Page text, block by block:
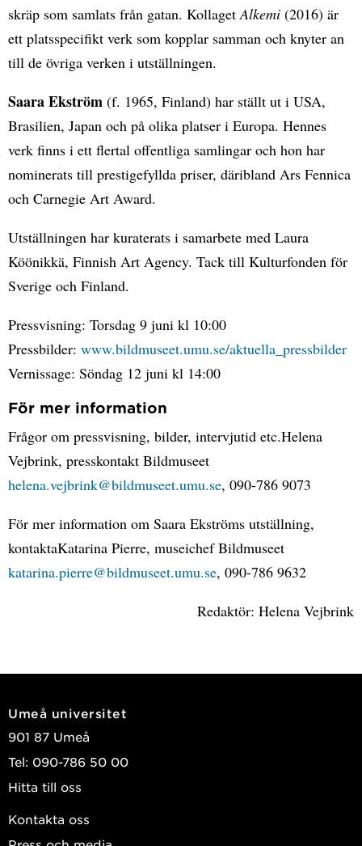
skräp som samlats från gatan. KollagetAlkemi (2016) är
ett platsspecifikt verk som kopplar samman och knyter an
till de övriga verken i utställningen.
Saara Ekström (f. 1965, Finland) har ställt ut i USA,
Brasilien, Japan och på olika platser i Europa. Hennes
verk finns i ett flertal offentliga samlingar och hon har
nominerats till prestigefyllda priser, däribland Ars Fennica
och Carnegie Art Award.
Utställningen har kuraterats i samarbete med Laura
Köönikkä, Finnish Art Agency. Tack till Kulturfonden för
Sverige och Finland.
Pressvisning: Torsdag 9 juni kl 10:00
Pressbilder: www.bildmuseet.umu.se/aktuella_pressbilder
Vernissage: Söndag 12 juni kl 14:00
För mer information
Frågor om pressvisning, bilder, intervjutid etc.Helena
Vejbrink, presskontakt Bildmuseet
helena.vejbrink@bildmuseet.umu.se, 090-786 9073
För mer information om Saara Ekströms utställning,
kontaktaKatarina Pierre, museichef Bildmuseet
katarina.pierre@bildmuseet.umu.se, 090-786 9632
Redaktör: Helena Vejbrink
Umeå universitet
901 87 Umeå
Tel: 090-786 50 00
Hitta till oss
Kontakta oss